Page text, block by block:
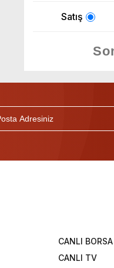
Satış
CANLI BORSA
CANLI TV